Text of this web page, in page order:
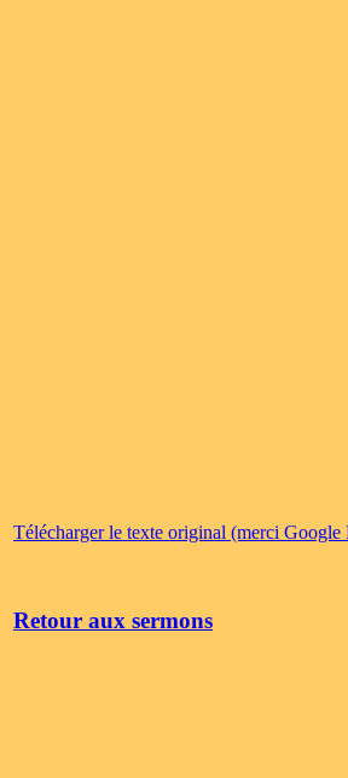
Télécharger le texte original (merci Google
Retour aux sermons